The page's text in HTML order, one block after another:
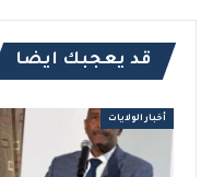
قد يعجبك ايضا
أخبار الولايات